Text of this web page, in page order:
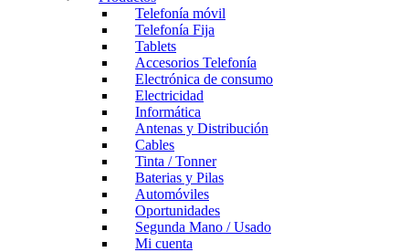
Telefonía móvil
Telefonía Fija
Tablets
Accesorios Telefonía
Electrónica de consumo
Electricidad
Informática
Antenas y Distribución
Cables
Tinta / Tonner
Baterias y Pilas
Automóviles
Oportunidades
Segunda Mano / Usado
Mi cuenta